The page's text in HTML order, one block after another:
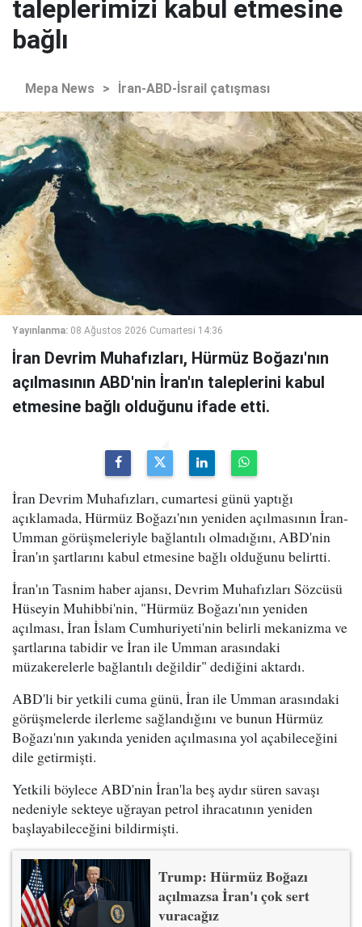
taleplerimizi kabul etmesine
bağlı
Mepa News > İran-ABD-İsrail çatışması
Yayınlanma: 08 Ağustos 2026 Cumartesi 14:36
İran Devrim Muhafızları, Hürmüz Boğazı'nın
açılmasının ABD'nin İran'ın taleplerini kabul
etmesine bağlı olduğunu ifade etti.
İran Devrim Muhafızları, cumartesi günü yaptığı
açıklamada, Hürmüz Boğazı'nın yeniden açılmasının İran-
Umman görüşmeleriyle bağlantılı olmadığını, ABD'nin
İran'ın şartlarını kabul etmesine bağlı olduğunu belirtti.
İran'ın Tasnim haber ajansı, Devrim Muhafızları Sözcüsü
Hüseyin Muhibbi'nin, "Hürmüz Boğazı'nın yeniden
açılması, İran İslam Cumhuriyeti'nin belirli mekanizma ve
şartlarına tabidir ve İran ile Umman arasındaki
müzakerelerle bağlantılı değildir" dediğini aktardı.
ABD'li bir yetkili cuma günü, İran ile Umman arasındaki
görüşmelerde ilerleme sağlandığını ve bunun Hürmüz
Boğazı'nın yakında yeniden açılmasına yol açabileceğini
dile getirmişti.
Yetkili böylece ABD'nin İran'la beş aydır süren savaşı
nedeniyle sekteye uğrayan petrol ihracatının yeniden
başlayabileceğini bildirmişti.
Trump: Hürmüz Boğazı
açılmazsa İran'ı çok sert
vuracağız